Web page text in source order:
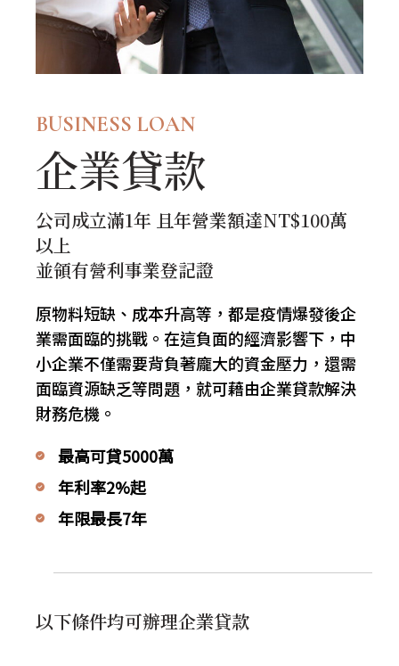
BUSINESS LOAN
企業貸款
公司成立滿1年 且年營業額達NT$100萬
以上
並領有營利事業登記證
原物料短缺、成本升高等，都是疫情爆發後企
業需面臨的挑戰。在這負面的經濟影響下，中
小企業不僅需要背負著龐大的資金壓力，還需
面臨資源缺乏等問題，就可藉由企業貸款解決
財務危機。
最高可貸5000萬
年利率2%起
年限最長7年
以下條件均可辦理企業貸款